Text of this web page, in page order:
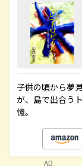
子供の頃から夢
が、島で出合う
憶。
AD